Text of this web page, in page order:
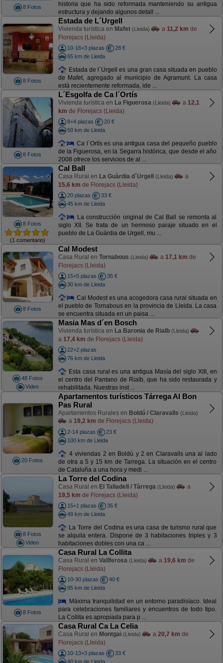
8 Fotos
historia que ha sido reformada manteniendo su antigua
estructura y dejando algunos detall ...
8 Fotos
Estada de L´Urgell
Vivienda turística en Mafet (Lleida) a 11,2 km de
Florejacs (Lleida)
10-16+3 plazas
28 €
65 km de Lleida
Estada de l´Urgell es una gran casa situada en pueblo
de Mafet, agregado al municipio de Agramunt. La casa
está recientemente reformada, ide ...
8 Fotos
L´Esgolfa de Ca l´Ortís
Vivienda turística en La Figuerosa (Lleida) a 12,1
km de Florejacs (Lleida)
8+4 plazas
20 €
50 km de Lleida
Ca l´Ortís es una antigua casa del pequeño pueblo
de la Figuerosa, en la Segarra histórica, que desde el año
2008 ofrece los servicios de al ...
8 Fotos
(1 comentario)
Cal Ball
Casa Rural en La Guàrdia d´Urgell (Lleida)
a
15,6 km de Florejacs (Lleida)
20 plazas
33 €
45 km de Lleida
La construcción original de Cal Ball se remonta al
siglo XII. Se trata de un hermoso paraje situado en el
pueblo de La Guàrdia de Urgell, mu ...
8 Fotos
Cal Modest
Casa Rural en Tornabous (Lleida) a 17,1 km de
Florejacs (Lleida)
15+5 plazas
35 €
30 km de Lleida
Cal Modest es una acogedora casa rural situada en
el pueblo de Tornabous en la provincia de Lleida. La casa
se encuentra situada en un paisa ...
48 Fotos
Video
Masia Mas d´en Bosch
Vivienda turística en La Baronia de Rialb (Lleida)
a 17,4 km de Florejacs (Lleida)
22+2 plazas
76 km de Lleida
Esta casa rural es una antigua Masía del siglo XIII, en
el centro del Pantano de Rialb, que ha sido restaurada y
rehabilitada. Nuestras inst ...
20 Fotos
Apartamentos turísticos Tárrega Al Bon
Pas Rural
Apartamentos Rurales en Boldú / Claravalls (Lleida)
a 19,2 km de Florejacs (Lleida)
2-14 plazas
23 €
100 km de Lleida
4 viviendas 2 en Boldú y 2 en Claravalls una al lado
de otra a 5 y 15 km de Tarrega. La situación en el centro
de Cataluña a una hora y medi ...
8 Fotos
Video
La Torre del Codina
Casa Rural en El Talladell / Tàrrega (Lleida)
a
19,5 km de Florejacs (Lleida)
15+1 plazas
35 €
49 km de Lleida
La Torre del Codina es una casa de turismo rural que
se alquila entera. Dispone de 3 habitaciones triples y 3
habitaciones dobles con una ca ...
8 Fotos
Casa Rural La Collita
Casa Rural en Vallferosa (Lleida) a 19,6 km de
Florejacs (Lleida)
10-30 plazas
40 €
95 km de Lleida
Máxima tranquilidad en un entorno paradisíaco. Ideal
para celebraciones familiares y encuentros de todo tipo.
La Collita es apropiada para p ...
Casa Rural Ca La Celia
Casa Rural en Montgai (Lleida) a 20,7 km de
Florejacs (Lleida)
10-13+3 plazas
33 €
40 km de Lleida